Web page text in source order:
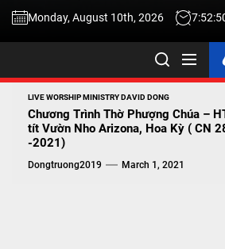
Monday, August 10th, 2026
LIVE WORSHIP MINISTRY DAVID DONG
Chương Trình Thờ Phượng Chúa –
tít Vườn Nho Arizona, Hoa Kỳ ( CN
-2021)
Dongtruong2019 March 1, 2021